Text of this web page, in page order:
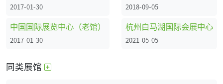
2017-01-30
中国国际展览中心（老馆）
2017-01-30
2018-09-05
杭州白马湖国际会展中心
2021-05-05
同类展馆